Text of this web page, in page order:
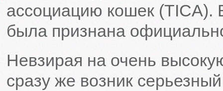
ассоциацию кошек (TICA).
была признана
Невзирая на очень
сразу же возник